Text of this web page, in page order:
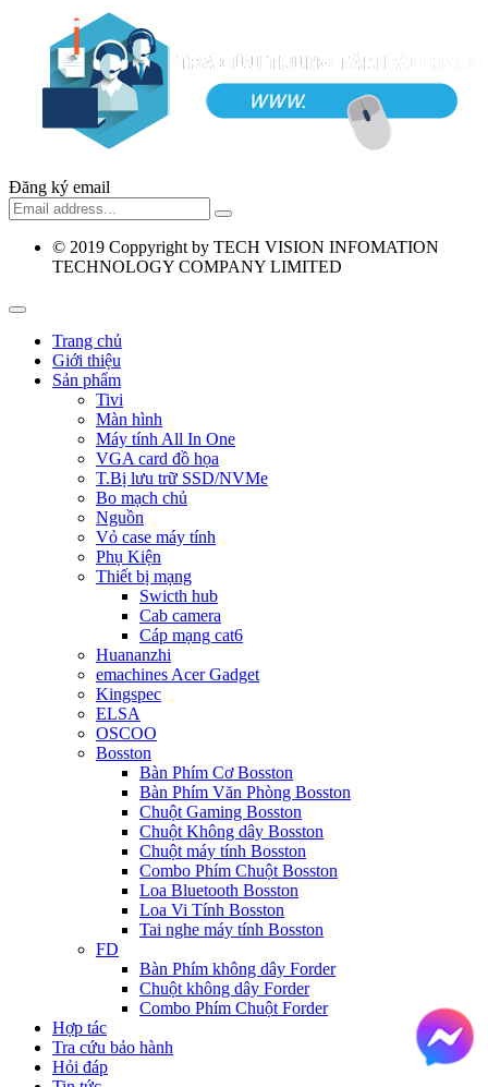
Đăng ký email
© 2019 Coppyright by TECH VISION INFOMATION
TECHNOLOGY COMPANY LIMITED
Trang chủ
Giới thiệu
Sản phẩm
Tivi
Màn hình
Máy tính All In One
VGA card đồ họa
T.Bị lưu trữ SSD/NVMe
Bo mạch chủ
Nguồn
Vỏ case máy tính
Phụ Kiện
Thiết bị mạng
Swicth hub
Cab camera
Cáp mạng cat6
Huananzhi
emachines Acer Gadget
Kingspec
ELSA
OSCOO
Bosston
Bàn Phím Cơ Bosston
Bàn Phím Văn Phòng Bosston
Chuột Gaming Bosston
Chuột Không dây Bosston
Chuột máy tính Bosston
Combo Phím Chuột Bosston
Loa Bluetooth Bosston
Loa Vi Tính Bosston
Tai nghe máy tính Bosston
FD
Bàn Phím không dây Forder
Chuột không dây Forder
Combo Phím Chuột Forder
Hợp tác
Tra cứu bảo hành
Hỏi đáp